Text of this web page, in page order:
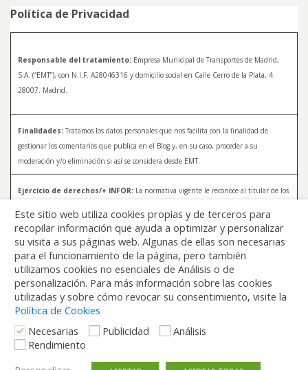
Política de Privacidad
Responsable del tratamiento: Empresa Municipal de Transportes de Madrid,
S.A. (“EMT”), con N.I.F. A28046316 y domicilio social en Calle Cerro de la Plata, 4.
28007. Madrid.
Finalidades: Tratamos los datos personales que nos facilita con la finalidad de
gestionar los comentarios que publica en el Blog y, en su caso, proceder a su
moderación y/o eliminación si así se considera desde EMT.
Ejercicio de derechos/+ INFOR: La normativa vigente le reconoce al titular de los
rectificar y a solicitar la supresión de sus datos. Para más información sobre el
tratamiento de sus datos y la forma en que puede ejercer sus derechos, consulte la
Política de Privacidad de Blog EMT, disponible en:
blog.emtmadrid.es/politica-de-
privacidad
Este sitio web utiliza cookies propias y de terceros para
recopilar información que ayuda a optimizar y personalizar
su visita a sus páginas web. Algunas de ellas son necesarias
para el funcionamiento de la página, pero también
utilizamos cookies no esenciales de Análisis o de
personalización. Para más información sobre las cookies
utilizadas y sobre cómo revocar su consentimiento, visite la
Política de Cookies
Necesarias
Publicidad
Análisis
Rendimiento